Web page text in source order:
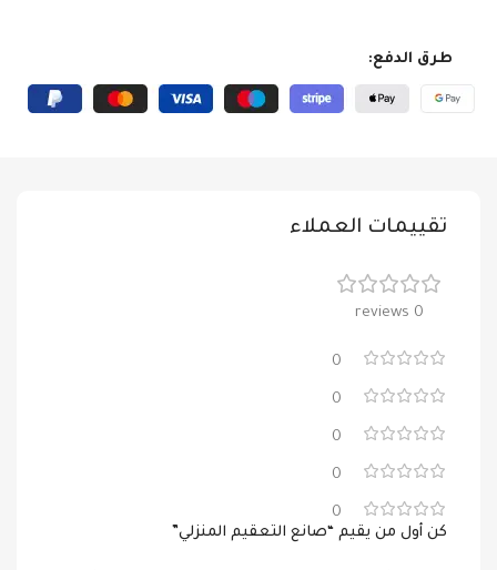
طرق الدفع:
تقييمات العملاء
0 reviews
0
0
0
0
0
كن أول من يقيم “صانع التعقيم المنزلي”